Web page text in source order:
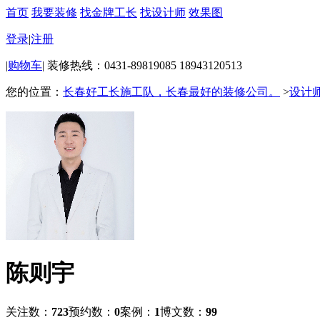
首页 我要装修 找金牌工长 找设计师 效果图
登录|注册
|购物车| 装修热线：0431-89819085 18943120513
您的位置： 长春好工长施工队，长春最好的装修公司。 >设计
陈则宇
关注数： 723预约数： 0案例： 1博文数： 99